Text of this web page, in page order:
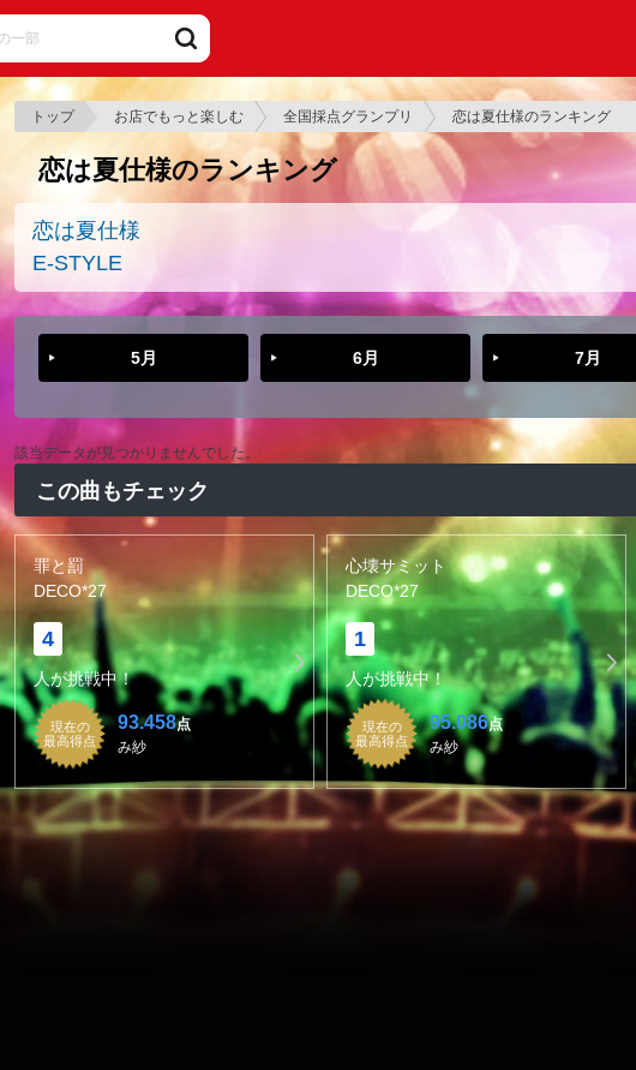
トップ お店でもっと楽しむ 全国採点グランプリ 恋は夏仕様のランキング
恋は夏仕様のランキング
恋は夏仕様
E-STYLE
5月 6月 7月
該当データが見つかりませんでした。
この曲もチェック
罪と罰
DECO*27
4
人が挑戦中！
現在の
最高得点
93.458点
み紗
心壊サミット
DECO*27
1
人が挑戦中！
現在の
最高得点
95.086点
み紗